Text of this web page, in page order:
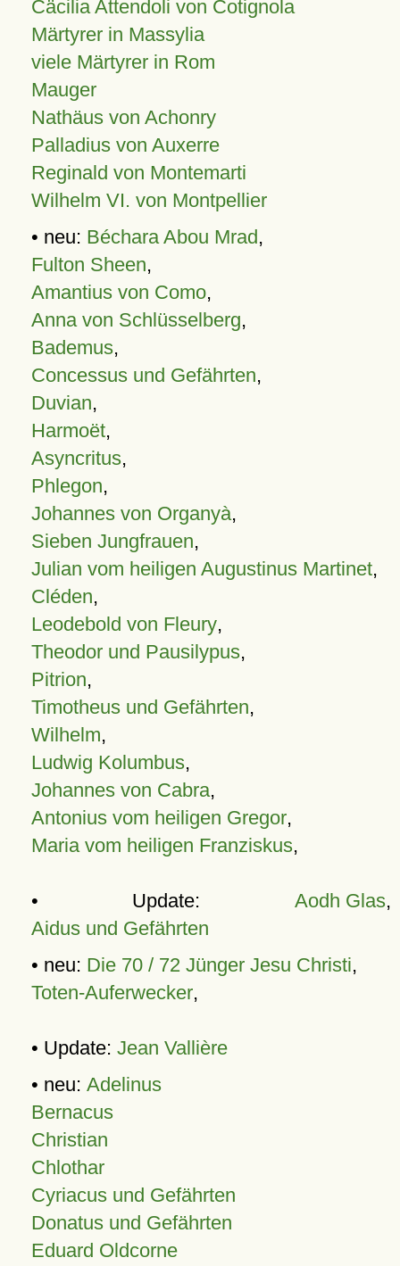
Cäcilia Attendoli von Cotignola
Märtyrer in Massylia
viele Märtyrer in Rom
Mauger
Nathäus von Achonry
Palladius von Auxerre
Reginald von Montemarti
Wilhelm VI. von Montpellier
• neu: Béchara Abou Mrad,
Fulton Sheen,
Amantius von Como,
Anna von Schlüsselberg,
Bademus,
Concessus und Gefährten,
Duvian,
Harmoët,
Asyncritus,
Phlegon,
Johannes von Organyà,
Sieben Jungfrauen,
Julian vom heiligen Augustinus Martinet,
Cléden,
Leodebold von Fleury,
Theodor und Pausilypus,
Pitrion,
Timotheus und Gefährten,
Wilhelm,
Ludwig Kolumbus,
Johannes von Cabra,
Antonius vom heiligen Gregor,
Maria vom heiligen Franziskus,
• Update: Aodh Glas,
Aidus und Gefährten
• neu: Die 70 / 72 Jünger Jesu Christi,
Toten-Auferwecker,
• Update: Jean Vallière
• neu: Adelinus
Bernacus
Christian
Chlothar
Cyriacus und Gefährten
Donatus und Gefährten
Eduard Oldcorne